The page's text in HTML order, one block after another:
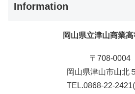
Information
岡山県立津山商業
〒708-0004
岡山県津山市山北
TEL.0868-22-